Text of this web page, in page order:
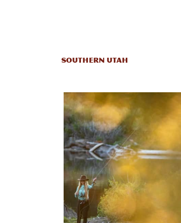
SOUTHERN UTAH